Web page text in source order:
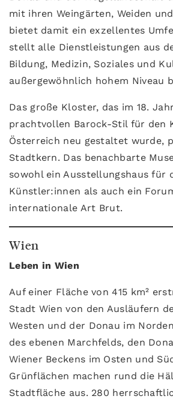
mit ihren Weingärten, Weiden
bietet damit ein exzellentes
stellt alle Dienstleistungen aus
Bildung, Medizin, Soziales und
außergewöhnlich hohem Niveau
Das große Kloster, das im 18.
prachtvollen Barock-Stil für den
Österreich neu gestaltet wurde,
Stadtkern. Das benachbarte
sowohl ein Ausstellungshaus für
Künstler:innen als auch ein
internationale Art Brut.
Wien
Leben in Wien
Auf einer Fläche von 415 km²
Stadt Wien von den Ausläufern
Westen und der Donau im
des ebenen Marchfelds, den
Wiener Beckens im Osten und
Grünflächen machen rund die
Stadtfläche aus. 280